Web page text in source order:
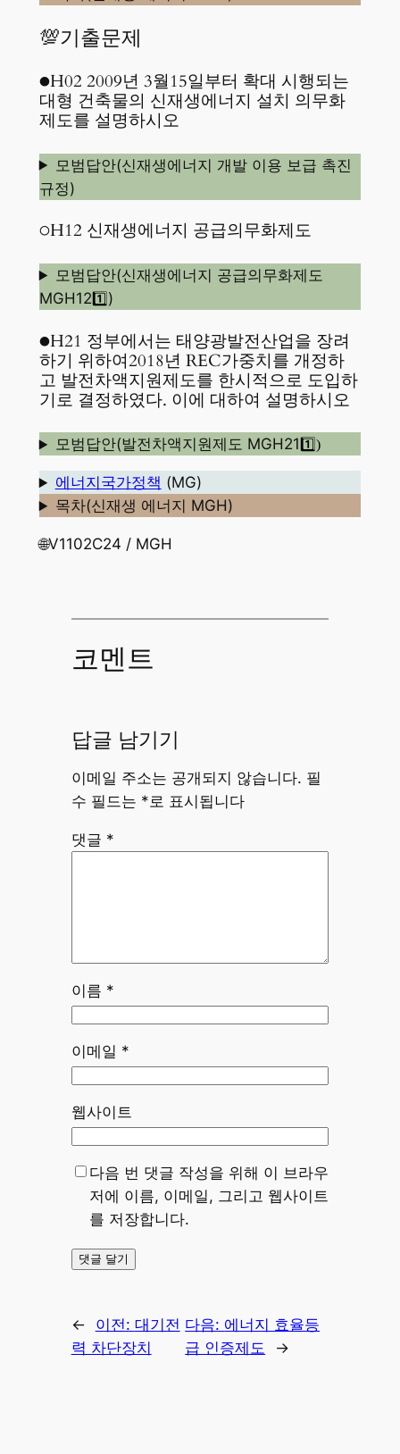
💯기출문제
●H02 2009년 3월15일부터 확대 시행되는
대형 건축물의 신재생에너지 설치 의무화
제도를 설명하시오
모범답안(신재생에너지 개발 이용 보급 촉진
규정)
○H12 신재생에너지 공급의무화제도
모범답안(신재생에너지 공급의무화제도
MGH12 1️⃣ )
●H21 정부에서는 태양광발전산업을 장려
하기 위하여2018년 REC가중치를 개정하
고 발전차액지원제도를 한시적으로 도입하
기로 결정하였다. 이에 대하여 설명하시오
모범답안(발전차액지원제도 MGH21 1️⃣)
에너지국가정책 (MG)
목차(신재생 에너지 MGH)
🌐V1102C24 / MGH
코멘트
답글 남기기
이메일 주소는 공개되지 않습니다. 필
수 필드는 *로 표시됩니다
댓글 *
이름 *
이메일 *
웹사이트
다음 번 댓글 작성을 위해 이 브라우
저에 이름, 이메일, 그리고 웹사이트
를 저장합니다.
← 이전: 대기전
력 차단장치
다음: 에너지 효율등
급 인증제도
→